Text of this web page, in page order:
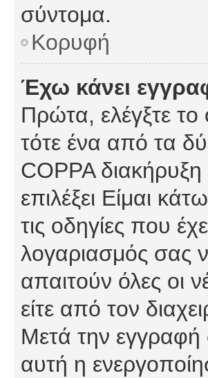
σύντομα.
Κορυφή
Έχω κάνει
Πρώτα, ελέγξτε το
τότε ένα από τα
COPPA
επιλέξει Είμαι
τις οδηγίες που
λογαριασμός σας
απαιτούν όλες οι
είτε από τον
Μετά την εγγραφή
αυτή η